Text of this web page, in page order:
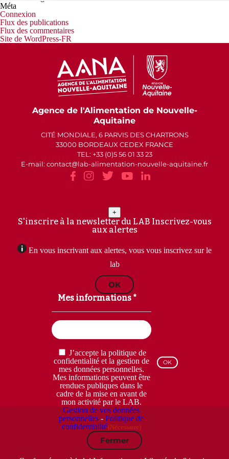
Méta
Connexion
Flux des publications
Flux des commentaires
Site de WordPress-FR
Agence de l'Alimentation de Nouvelle-
Aquitaine
CITÉ MONDIALE, 6 PARVIS DES CHARTRONS
33000 BORDEAUX CEDEX FRANCE
TEL: +33 (0)5 56 01 33 23
E-mail: contact
lab-alimentation-nouvelle-aquitaine.fr
+
S'inscrire à la newsletter du LAB Inscrivez-vous
aux alertes
En vous inscrivant aux alertes, vous vous inscrivez sur le
lab
OK
Mes informations *
RGPD
(Nécessaire)
J’accepte la politique de
confidentialité et la gestion de
mes données personnelles.
Mes informations peuvent être
rendues publiques dans le
cadre de la mise en avant de
mon activité par le LAB.
Gestion de vos données
personnelles -Politique de
confidentialité(Nécessaire)
Fermer